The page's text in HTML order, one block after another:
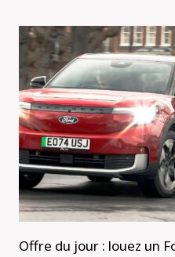
Offre du jour : louez un